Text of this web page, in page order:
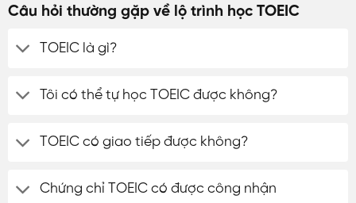
Câu hỏi thường gặp về lộ trình học TOEIC
TOEIC là gì?
Tôi có thể tự học TOEIC được không?
TOEIC có giao tiếp được không?
Chứng chỉ TOEIC có được công nhận